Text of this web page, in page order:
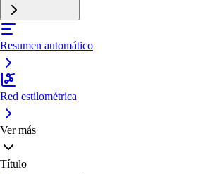
Resumen automático
Red estilométrica
Ver más
Título